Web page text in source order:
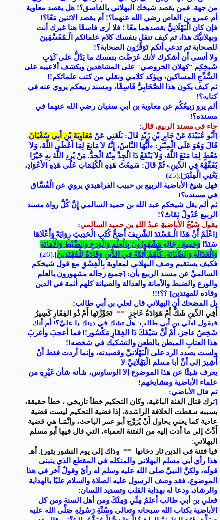
من جهة، فمن يقصد شيخك البهلاني بالفاسق؟! هل يقصد معاوية
أم عمرو بن العاص رضي الله عنهما؟! أم يقصد الاثنين مَعًا؟!
فإن كان الْبَهْلَانِيُّ يقصدهما معًا ؛ فلا أرى فاسقًا هنا غيرك أنت
وبهلانيُّك هذا، ثم كيف تنقل بنفسك كلام علمائكم الْـمُفَسِّقِينَ
للصحابة ثم تدعي أنكم تَوَقِّرُون الصحابة؟!
ولا أنسى أن أشكرك لأنك عَرَضْتَ بنفسك ما يَدُلُّ على كَذِبِ
شَيخِكِم “كهلان الخروصي” على المشاهدين ويكشف ألاعيبه على
السُّذَّجِ المساكين، ويؤكد كلامي ونقلي من كتب علمائكم!!
ثم كيف يكون هذا الصَّحَابِيُّ فَاسِقًا، ومسند ربيعكم يروي عنه في
كتابه؟!
ألم يرو رَبيعُكُم عن معاوية بن أبي سفيان رضي الله عنهما في
مسنده؟!
جاء في مسند الربيع، قال:
[أَبُو عُبَيْدَةَ عَنْ جَابِرِ بْنِ زَيْدٍ قَالَ: بَلَغَنِي عَنْ مُعَاوِيَةَ بْنِ أَبِي سُفْيَانَ،
قَالَ وَهُوَ عَلَى الْمِنْبَرِ: «أَيُّهَا النَّاسُ، إِنَّهُ لاَ مَانِعَ لِمَا أَعْطَى اللَّهُ، وَلاَ
مُعْطٍ لِمَا مَنَعَ اللَّهُ، وَلاَ يَنْفَعُ ذَا الْجِدِّ مِنْهُ الْجِدُّ. مَنْ يُرِدِ اللَّهُ بِهِ خَيْرًا
يُفَقِّهْهُ فِي الدِّينِ» ثُمَّ قَالَ: سَمِعْتُ هَذِهِ الْكَلِمَاتِ عَلَى هَذِهِ الأَعْوَادِ،
يَعْنِي الْمِنْبَرَ].(25)
فهل شيخ الأباضية الربيع بن حبيب الفراهيدي يروي عن الْفُسَّاق
في مسنده؟!
ثم ألم يقل شيخكم عبد الله بن حميد السالمي إِنَّ كُلَّ رواة مسند
الربيع عُدُولٌ ثِقَاتٌ؟!
يقول شَيْخُ الأباضيةِ عبدُ اللهِ بن حميد السالمي:
[اعْلَمْ أَنَّ هَذَا الْـمُسْنَدَ الشَّرِيفَ أَصَحُّ كُتُبِ الْحَدِيثِ رِوَايَةً وَأَعْلَاهَا
سَنَدًا وَجَمِيعَ رِجَالِهِ مَشْهُورُونَ بِالْعِلْمِ وَالْوَرَعِ وَالضَّبْطِ وَالْأَمَانَةِ
وَالْعَدَالَةِ وَالصِّيَانَةِ، كُلُّهُمْ أَئِمَّةٌ فِي الدِّينِ وَقَادَةٌ لِلْمُهْتَدِين]
.
(26)
فكيف يستقيم وصف البهلاني لمعاوية بِالْفِسْقِ مع قول شيخكم
السالميِّ عن مسند الربيع بأن: [جميع رجاله مشهورون بالعلم
والورع والضبط والأمانة والعدالة والصيانة كلهم أئمة في الدين
وقادة للمهتدين] ؟؟!!!
بل المضحك أن البهلاني قال لعلي بن أبي طالب:
أَفِي الدِّينِ شَكٌّ أَمْ هَوَادَةُ عَاجِزٍ
** تَجَوَّزْتَها أَمْ ذُو الفِقَارِ كَسِيرُ
فيقول لعلي بن أبي طالب: هل تشك في دينك يا عليّ؟! أم أنك
شَخِصٌ عاجز، أَمْ أَنَّ سَيْفَكَ ذَا الفِقَارِ مَكْسُور!! فما أعجبَ وأغربَ
هذا العتابِ المبطن بالطعن والتشكيك في شخصه!!
ولست بصدد الرد على الْبَهْلَانيِّ وقصيدته، وإنما أردت فقط أَنْ
أُشِيرَ إلى أَنَّ أبا مسلم الْبَهْلَانِيَّ لا
يعرف شيئًا عن هذا الموضوع إلا الوساوس، شأنه شأن غَيْرِهِ من
علماء الأباضية ومشايخهم!
ثم قال الأباضي:
[ترك قتال الفئة الباغية، وكان التحكيم خطأ تاريخي ، خطأ حقيقة،
بسببه سقطت الخلافة الراشدة، إذا قضية التحكيم ليست قضية
عادية كما يعني يحاول أَنْ يُرَوِّج أبو عمر الباحث، وإنَّمَـا هي قضية
أَدَّتْ إلى ما أدت إليه من الفتنة العمياء، التي قال فيها أبو مسلم
البهلاني:
فيا فتنة في الدين ثار دخانها
** وذاك إلى يوم النشور يثور]. أهـ
هذا رأي أبي مسلم البهلاني والمتكلم في المقطع الذي يتبنى
قولَه، ولكنَّ النبيَّ صلى الله عليه وسلم له رأيٌ وقولٌ آخر في هذا
الموضوع، فقد وصف الرسول عليه الصلاة والسلام عليًا بالهداية
والرشاد، ودعا له بهداية القلب وتسديد اللسان:
فعلي بن أبي طالب أعلمُ مِنِّي وَمِنْكَ ومن أهل السنة ومن كل
الأباضية بكتاب الله سبحانه وتعالى وسُنَّةِ رَسُولِهِ صَلَّى الله عليه